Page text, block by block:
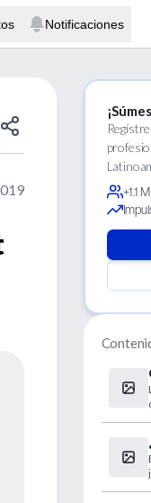
Notificaciones
+1.1